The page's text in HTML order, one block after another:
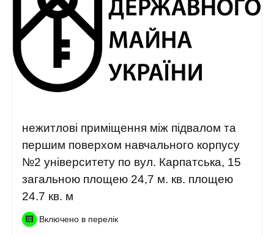
нежитлові приміщення між підвалом та
першим поверхом навчального корпусу
№2 університету по вул. Карпатська, 15
загальною площею 24,7 м. кв. площею
24.7 кв. м
Включено в перелік